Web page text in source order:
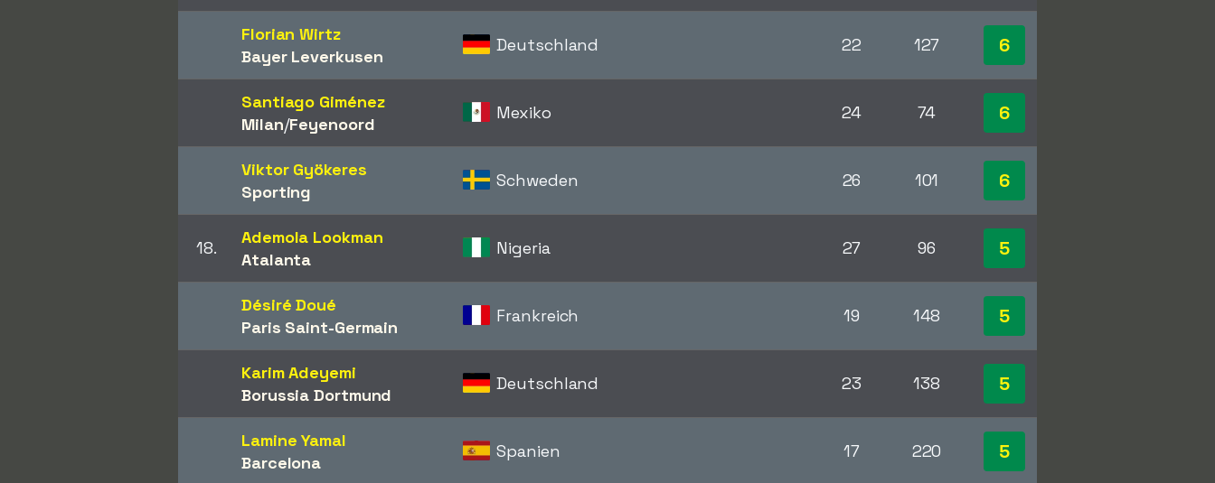
Florian Wirtz
Bayer Leverkusen
Deutschland 22 127 6
Santiago Giménez
Milan/​Feyenoord
Mexiko 24 74 6
Viktor Gyökeres
Sporting
Schweden 26 101 6
18.
Ademola Lookman
Atalanta
Nigeria 27 96 5
Désiré Doué
Paris Saint-Germain
Frankreich 19 148 5
Karim Adeyemi
Borussia Dortmund
Deutschland 23 138 5
Lamine Yamal
Barcelona
Spanien 17 220 5